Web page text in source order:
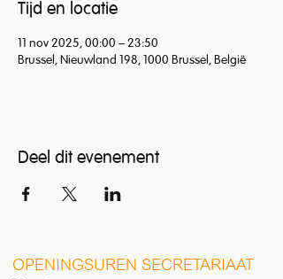
Tijd en locatie
11 nov 2025, 00:00 – 23:50
Brussel, Nieuwland 198, 1000 Brussel, België
Deel dit evenement
OPENINGSUREN SECRETARIAAT